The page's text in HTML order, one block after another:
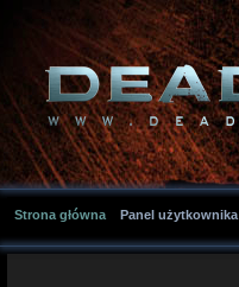
Strona główna Panel użytkownika